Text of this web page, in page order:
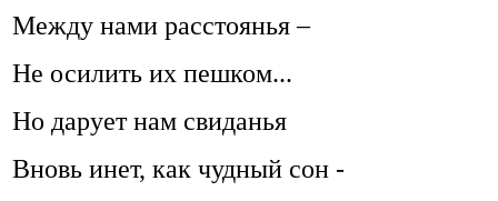
Между нами расстоянья –
Не осилить их пешком...
Но дарует нам свиданья
Вновь инет, как чудный сон -